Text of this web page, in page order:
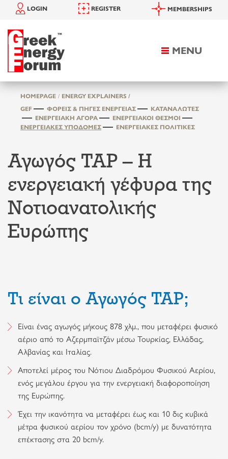
Toggle
MENU
LOGIN REGISTER MEMBERSHIPS
HOMEPAGE
ENERGY EXPLAINERS /
GEF
ΦΟΡΕΊΣ & ΠΗΓΈΣ ΕΝΈΡΓΕΙΑΣ
ΚΑΤΑΝΑΛΩΤΈΣ
ΕΝΕΡΓΕΙΑΚΉ ΑΓΟΡΆ
ΕΝΕΡΓΕΙΑΚΟΊ ΘΕΣΜΟΊ
ΕΝΕΡΓΕΙΑΚΈΣ ΥΠΟΔΟΜΈΣ
ΕΝΕΡΓΕΙΑΚΈΣ ΠΟΛΙΤΙΚΈΣ
Αγωγός TAP – Η
ενεργειακή γέφυρα της
Νοτιοανατολικής
Ευρώπης
Τι είναι ο Αγωγός TAP;
Είναι ένας αγωγός μήκους 878 χλμ., που μεταφέρει φυσικό
αέριο από το Αζερμπαϊτζάν μέσω Τουρκίας, Ελλάδας,
Αλβανίας και Ιταλίας.
Αποτελεί μέρος του Νότιου Διαδρόμου Φυσικού Αερίου,
ενός μεγάλου έργου για την ενεργειακή διαφοροποίηση
της Ευρώπης.
Έχει την ικανότητα να μεταφέρει έως και 10 δις κυβικά
μέτρα φυσικού αερίου τον χρόνο (bcm/y) με δυνατότητα
επέκτασης στα 20 bcm/y.